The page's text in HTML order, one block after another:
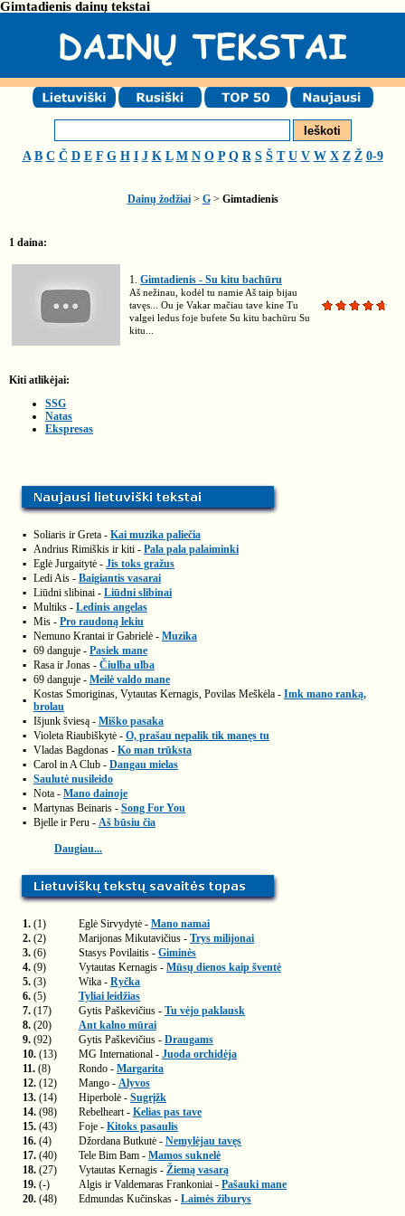
Gimtadienis dainų tekstai
A B C Č D E F G H I J K L M N O P Q R S Š T U V W X Z Ž 0-9
Dainų žodžiai> G> Gimtadienis
1 daina:
1. Gimtadienis - Su kitu bachūru
Aš nežinau, kodėl tu namie Aš taip bijau
tavęs... Ou je Vakar mačiau tave kine Tu
valgei ledus foje bufete Su kitu bachūru Su
kitu...
Kiti atlikėjai:
SSG
Natas
Ekspresas
▪ Soliaris ir Greta - Kai muzika paliečia
▪ Andrius Rimiškis ir kiti - Pala pala palaiminki
▪ Eglė Jurgaitytė - Jis toks gražus
▪ Ledi Ais - Baigiantis vasarai
▪ Liūdni slibinai - Liūdni slibinai
▪ Multiks - Ledinis angelas
▪ Mis - Pro raudoną lekiu
▪ Nemuno Krantai ir Gabrielė - Muzika
▪ 69 danguje - Pasiek mane
▪ Rasa ir Jonas - Čiulba ulba
▪ 69 danguje - Meilė valdo mane
▪ Kostas Smoriginas, Vytautas Kernagis, Povilas Meškėla - Imk mano ranką,
brolau
▪ Išjunk šviesą - Miško pasaka
▪ Violeta Riaubiškytė - O, prašau nepalik tik manęs tu
▪ Vladas Bagdonas - Ko man trūksta
▪ Carol in A Club - Dangau mielas
▪ Saulutė nusileido
▪ Nota - Mano dainoje
▪ Martynas Beinaris - Song For You
▪ Bjelle ir Peru - Aš būsiu čia
Daugiau...
1. (1) Eglė Sirvydytė - Mano namai
2. (2) Marijonas Mikutavičius - Trys milijonai
3. (6) Stasys Povilaitis - Giminės
4. (9) Vytautas Kernagis - Mūsų dienos kaip šventė
5. (3) Wika - Ryčka
6. (5)
Tyliai leidžias
7. (17) Gytis Paškevičius - Tu vėjo paklausk
8. (20)
Ant kalno mūrai
9. (92) Gytis Paškevičius - Draugams
10. (13) MG International - Juoda orchidėja
11. (8) Rondo - Margarita
12. (12) Mango - Alyvos
13. (14) Hiperbolė - Sugrįžk
14. (98) Rebelheart - Kelias pas tave
15. (43) Foje - Kitoks pasaulis
16. (4) Džordana Butkutė - Nemylėjau tavęs
17. (40) Tele Bim Bam - Mamos suknelė
18. (27) Vytautas Kernagis - Žiemą vasarą
19. (-) Algis ir Valdemaras Frankoniai - Pašauki mane
20. (48) Edmundas Kučinskas - Laimės žiburys